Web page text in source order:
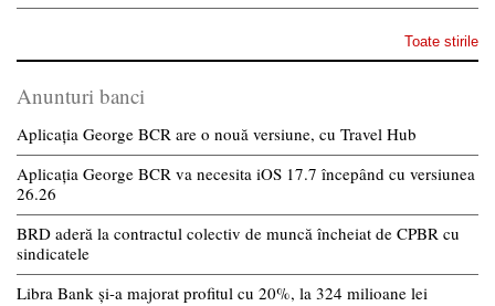
Toate stirile
Anunturi banci
Aplicația George BCR are o nouă versiune, cu Travel Hub
Aplicația George BCR va necesita iOS 17.7 începând cu versiunea
26.26
BRD aderă la contractul colectiv de muncă încheiat de CPBR cu
sindicatele
Libra Bank și-a majorat profitul cu 20%, la 324 milioane lei